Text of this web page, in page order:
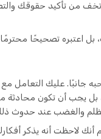
تخف من تأكيد حقوقك
بل اعتبره تصحيحًا
جانبًا. عليك التعامل مع
بل يجب أن تكون محادثة
والغضب عند حدوث
أنك لاحظت أنه يذكر